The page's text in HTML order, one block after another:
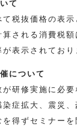
て
税抜価格の表示
算される消費税
表示されており
について
が研修実施に必
染症拡大、震災
を得ずセミナー